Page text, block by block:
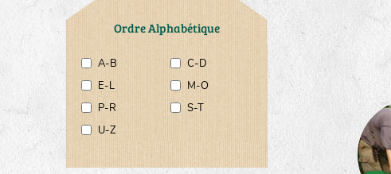
Ordre Alphabétique
A-B
C-D
E-L
M-O
P-R
S-T
U-Z